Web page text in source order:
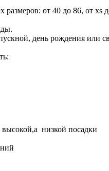
размеров: от 40 до 86, от xs
день рождения или
низкой посадки